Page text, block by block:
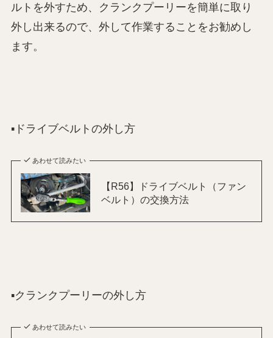
ルトを外すため、クランクプーリーを簡単に取り
外し出来るので、外して作業することをお勧めし
ます。
▪️ドライブベルトの外し方
あわせて読みたい
【R56】ドライブベルト（ファン
ベルト）の交換方法
▪️クランクプーリーの外し方
あわせて読みたい